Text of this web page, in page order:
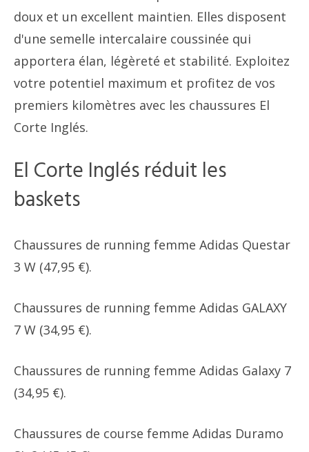
doux et un excellent maintien. Elles disposent
d'une semelle intercalaire coussinée qui
apportera élan, légèreté et stabilité. Exploitez
votre potentiel maximum et profitez de vos
premiers kilomètres avec les chaussures El
Corte Inglés.
El Corte Inglés réduit les
baskets
Chaussures de running femme Adidas Questar
3 W (47,95 €).
Chaussures de running femme Adidas GALAXY
7 W (34,95 €).
Chaussures de running femme Adidas Galaxy 7
(34,95 €).
Chaussures de course femme Adidas Duramo